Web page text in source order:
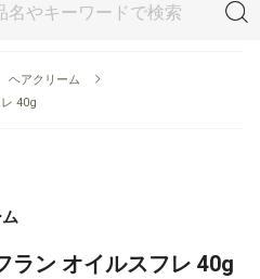
ヘアクリーム
40g
ラン オイルスフレ 40g